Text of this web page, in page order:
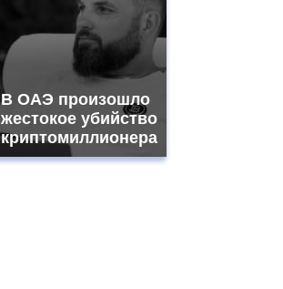
В ОАЭ произошло
жестокое убийство
криптомиллионера